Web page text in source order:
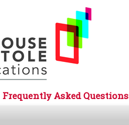
Frequently Asked Questions